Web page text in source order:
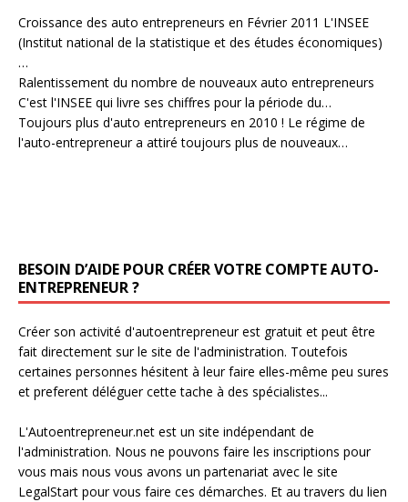
Croissance des auto entrepreneurs en Février 2011 L'INSEE
(Institut national de la statistique et des études économiques)
…
Ralentissement du nombre de nouveaux auto entrepreneurs
C'est l'INSEE qui livre ses chiffres pour la période du…
Toujours plus d'auto entrepreneurs en 2010 ! Le régime de
l'auto-entrepreneur a attiré toujours plus de nouveaux…
BESOIN D’AIDE POUR CRÉER VOTRE COMPTE AUTO-
ENTREPRENEUR ?
Créer son activité d'autoentrepreneur est gratuit et peut être
fait directement sur le site de l'administration. Toutefois
certaines personnes hésitent à leur faire elles-même peu sures
et preferent déléguer cette tache à des spécialistes...
L'Autoentrepreneur.net est un site indépendant de
l'administration. Nous ne pouvons faire les inscriptions pour
vous mais nous vous avons un partenariat avec le site
LegalStart pour vous faire ces démarches. Et au travers du lien